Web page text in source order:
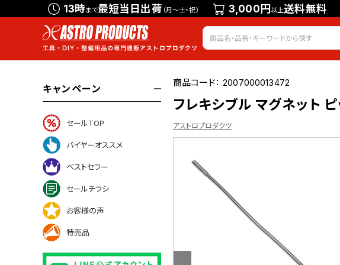
13時まで最短当日出荷 （月～土・祝） 3,000円以上送料無料
会員登録 ログ
キャンペーン
セールTOP
バイヤーオススメ
ベストセラー
セールチラシ
お客様の声
特売品
商品コード：2007000013472
フレキシブル マグネット
アストロプロダクツ